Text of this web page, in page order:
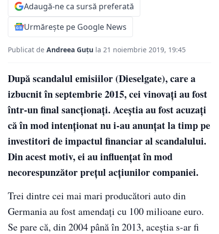
Adaugă-ne ca sursă preferată
Urmărește pe Google News
Publicat de Andreea Guțu la 21 noiembrie 2019, 19:45
După scandalul emisiilor (Dieselgate), care a
izbucnit în septembrie 2015, cei vinovați au fost
într-un final sancționați. Aceștia au fost acuzați
că în mod intenţionat nu i-au anunțat la timp pe
investitori de impactul financiar al scandalului.
Din acest motiv, ei au influenţat în mod
necorespunzător preţul acţiunilor companiei.
Trei dintre cei mai mari producători auto din
Germania au fost amendați cu 100 milioane euro.
Se pare că, din 2004 până în 2013, aceștia s-ar fi